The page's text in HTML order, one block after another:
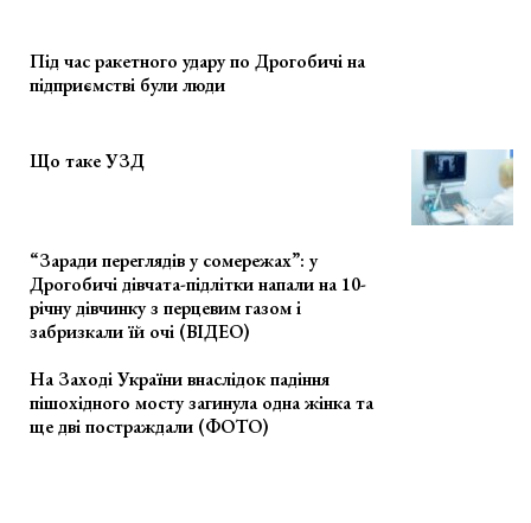
Під час ракетного удару по Дрогобичі на
підприємстві були люди
Що таке УЗД
“Заради переглядів у сомережах”: у
Дрогобичі дівчата-підлітки напали на 10-
річну дівчинку з перцевим газом і
забризкали їй очі (ВІДЕО)
На Заході України внаслідок падіння
пішохідного мосту загинула одна жінка та
ще дві постраждали (ФОТО)